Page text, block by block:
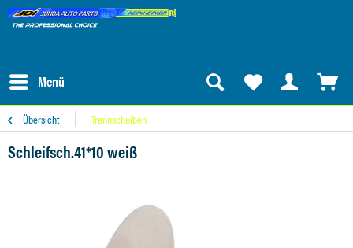
Menü
Übersicht Trennscheiben
Schleifsch.41*10 weiß